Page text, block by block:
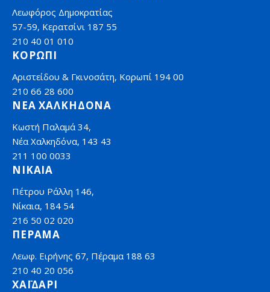
Λεωφόρος Δημοκρατίας
57-59, Κερατσίνι 187 55
210 40 01 010
ΚΟΡΩΠΙ
Αριστείδου & Γκινοσάτη, Κορωπί 194 00
210 66 28 600
ΝΕΑ ΧΑΛΚΗΔΟΝΑ
Κωστή Παλαμά 34,
Νέα Χαλκηδόνα, 143 43
211 100 0033
ΝΙΚΑΙΑ
Πέτρου Ράλλη 146,
Νίκαια, 184 54
216 50 02 020
ΠΕΡΑΜΑ
Λεωφ. Ειρήνης 67, Πέραμα 188 63
210 40 20 056
ΧΑΪΔΑΡΙ